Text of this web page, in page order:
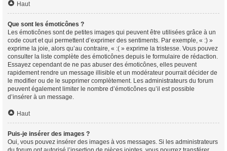
Haut
Que sont les émoticônes ?
Les émoticônes sont de petites images qui peuvent être utilisées grâce à un
code court et qui permettent d’exprimer des sentiments. Par exemple, « :) »
exprime la joie, alors qu’au contraire, « :( » exprime la tristesse. Vous pouvez
consulter la liste complète des émoticônes depuis le formulaire de rédaction.
Essayez cependant de ne pas abuser des émoticônes, elles peuvent
rapidement rendre un message illisible et un modérateur pourrait décider de
le modifier ou de le supprimer complètement. Les administrateurs du forum
peuvent également limiter le nombre d’émoticônes qu’il est possible
d’insérer à un message.
Haut
Puis-je insérer des images ?
Oui, vous pouvez insérer des images à vos messages. Si les administrateurs